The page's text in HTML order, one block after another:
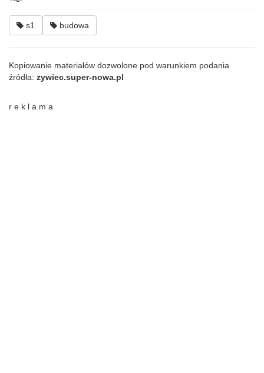
s1 budowa
Kopiowanie materiałów dozwolone pod warunkiem podania
źródła: zywiec.super-nowa.pl
r e k l a m a